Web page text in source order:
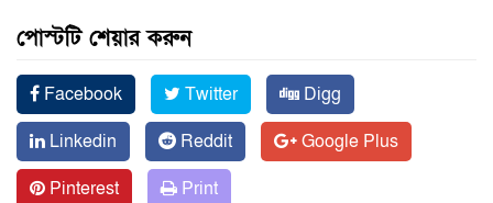
পোস্টটি শেয়ার করুন
Facebook Twitter
Digg
Linkedin
Reddit
Google Plus
Pinterest
Print